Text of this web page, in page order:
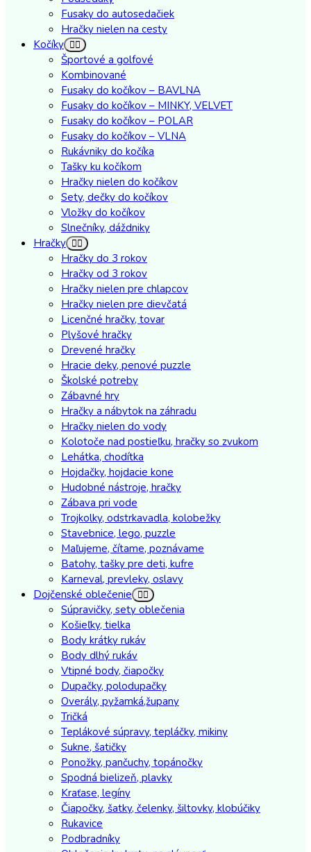
Fusaky do autosedačiek
Hračky nielen na cesty
Kočíky
Športové a golfové
Kombinované
Fusaky do kočíkov – BAVLNA
Fusaky do kočíkov – MINKY, VELVET
Fusaky do kočíkov – POLAR
Fusaky do kočíkov – VLNA
Rukávniky do kočíka
Tašky ku kočíkom
Hračky nielen do kočíkov
Sety, dečky do kočíkov
Vložky do kočíkov
Slnečníky, dáždniky
Hračky
Hračky do 3 rokov
Hračky od 3 rokov
Hračky nielen pre chlapcov
Hračky nielen pre dievčatá
Licenčné hračky, tovar
Plyšové hračky
Drevené hračky
Hracie deky, penové puzzle
Školské potreby
Zábavné hry
Hračky a nábytok na záhradu
Hračky nielen do vody
Kolotoče nad postieľku, hračky so zvukom
Lehátka, chodítka
Hojdačky, hojdacie kone
Hudobné nástroje, hračky
Zábava pri vode
Trojkolky, odstrkavadla, kolobežky
Stavebnice, lego, puzzle
Maľujeme, čítame, poznávame
Batohy, tašky pre deti, kufre
Karneval, prevleky, oslavy
Dojčenské oblečenie
Súpravičky, sety oblečenia
Košieľky, tielka
Body krátky rukáv
Body dlhý rukáv
Vtipné body, čiapočky
Dupačky, polodupačky
Overály, pyžamká,župany
Tričká
Teplákové súpravy, tepláčky, mikiny
Sukne, šatičky
Ponožky, pančuchy, topánočky
Spodná bielizeň, plavky
Kraťase, legíny
Čiapočky, šatky, čelenky, šiltovky, klobúčiky
Rukavice
Podbradníky